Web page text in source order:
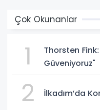
Çok Okunanlar
1
Thorsten
Güveniyoruz"
2 İlkadım’da